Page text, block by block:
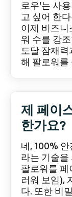
로우'는 사
고 싶어 한
이제 비즈니
워 수를 강
도달 잠재력
해 팔로워를
제 페이
한가요?
네, 100% 안
라는 기술을
팔로워를 페
러워 보임),
다. 또한 비